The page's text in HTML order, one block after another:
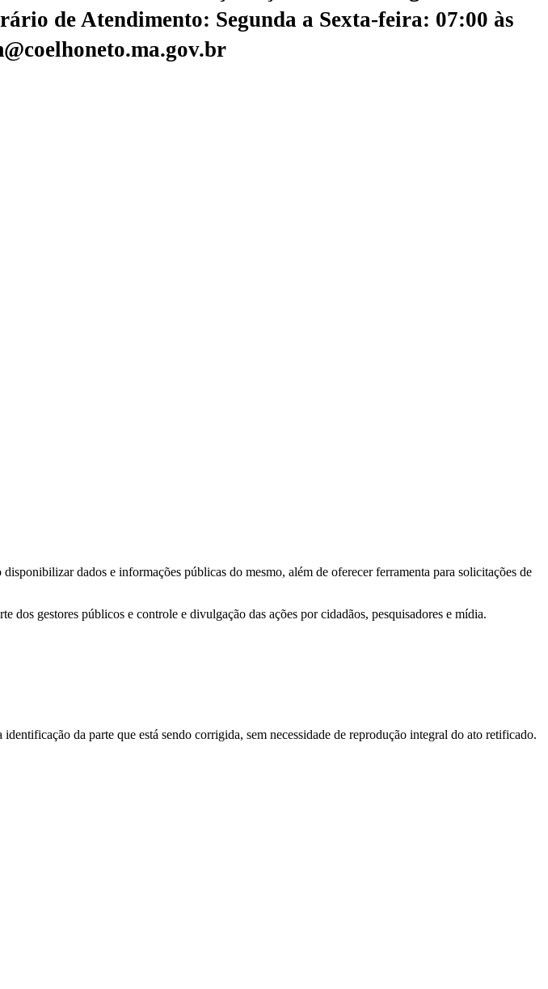
de Atendimento: Segunda a Sexta-feira: 07:00 às
dados e informações públicas do mesmo, além de oferecer ferramenta para solicitações de
gestores públicos e controle e divulgação das ações por cidadãos, pesquisadores e mídia.
da parte que está sendo corrigida, sem necessidade de reprodução integral do ato retificado.